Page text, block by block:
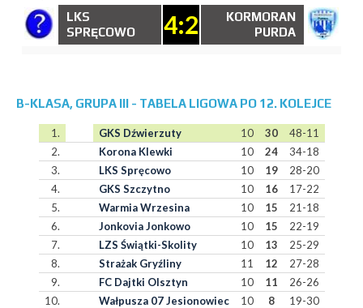
LKS
SPRĘCOWO
4:2
KORMORAN
PURDA
B-KLASA, GRUPA III - TABELA LIGOWA PO 12. KOLEJCE
1. GKS Dźwierzuty 10 30
48-11
2.
Korona Klewki 10 24
34-18
3.
LKS Spręcowo 10 19
28-20
4.
GKS Szczytno 10 16
17-22
5.
Warmia Wrzesina 10 15
21-18
6.
Jonkovia Jonkowo 10 15
22-19
7.
LZS Świątki-Skolity 10 13
25-29
8.
Strażak Gryźliny 11 12
27-28
9.
FC Dajtki Olsztyn 10 11
26-26
10.
Wałpusza 07 Jesionowiec 10 8
19-30